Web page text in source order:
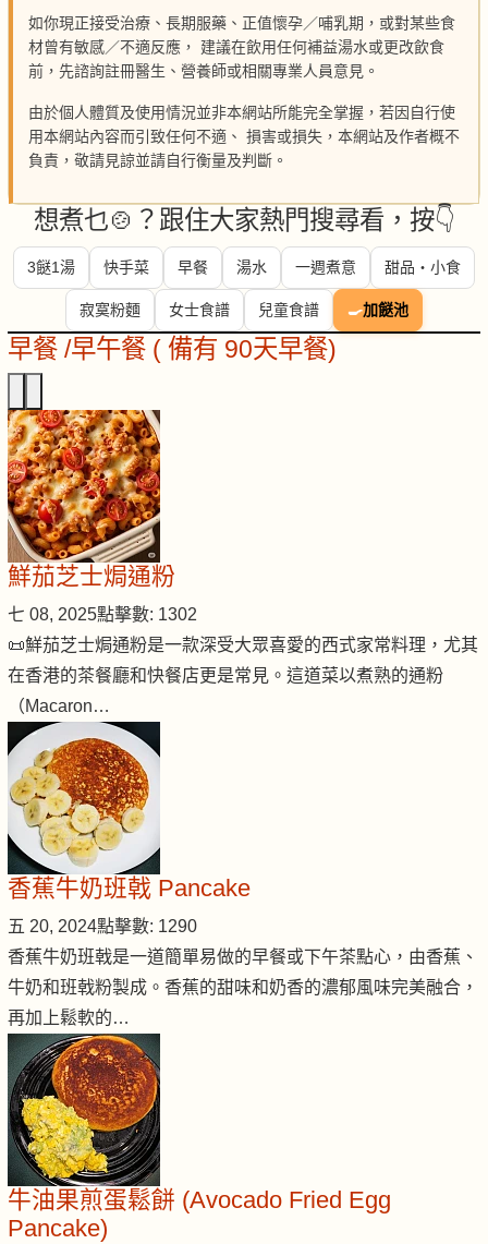
如你現正接受治療、長期服藥、正值懷孕／哺乳期，或對某些食
材曾有敏感／不適反應， 建議在飲用任何補益湯水或更改飲食
前，先諮詢註冊醫生、營養師或相關專業人員意見。
由於個人體質及使用情況並非本網站所能完全掌握，若因自行使
用本網站內容而引致任何不適、 損害或損失，本網站及作者概不
負責，敬請見諒並請自行衡量及判斷。
想煮乜🍲？跟住大家熱門搜尋看，按👇
3餸1湯 快手菜 早餐 湯水 一週煮意 甜品・小食
寂寞粉麵 女士食譜 兒童食譜 🍳加餸池
早餐 /早午餐 ( 備有 90天早餐)
鮮茄芝士焗通粉
七 08, 2025點擊數: 1302
📜鮮茄芝士焗通粉是一款深受大眾喜愛的西式家常料理，尤其
在香港的茶餐廳和快餐店更是常見。這道菜以煮熟的通粉
（Macaron…
香蕉牛奶班戟 Pancake
五 20, 2024點擊數: 1290
香蕉牛奶班戟是一道簡單易做的早餐或下午茶點心，由香蕉、
牛奶和班戟粉製成。香蕉的甜味和奶香的濃郁風味完美融合，
再加上鬆軟的…
牛油果煎蛋鬆餅 (Avocado Fried Egg
Pancake)